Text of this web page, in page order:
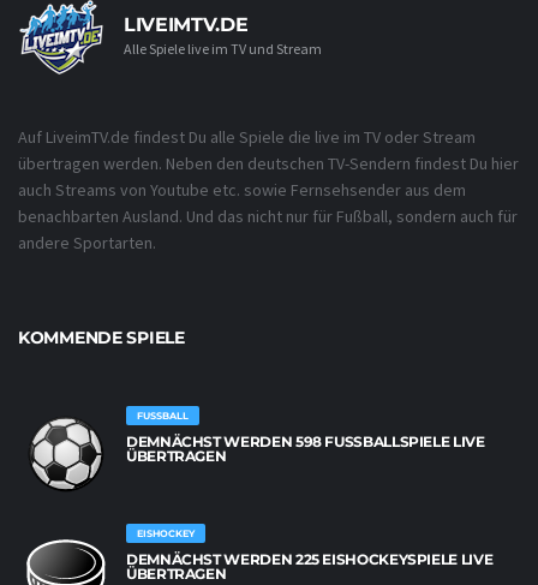
LIVEIMTV.DE
Alle Spiele live im TV und Stream
Auf LiveimTV.de findest Du alle Spiele die live im TV oder Stream
übertragen werden. Neben den deutschen TV-Sendern findest Du hier
auch Streams von Youtube etc. sowie Fernsehsender aus dem
benachbarten Ausland. Und das nicht nur für Fußball, sondern auch für
andere Sportarten.
KOMMENDE SPIELE
FUSSBALL
DEMNÄCHST WERDEN 598 FUSSBALLSPIELE LIVE Ü
BERTRAGEN
EISHOCKEY
DEMNÄCHST WERDEN 225 EISHOCKEYSPIELE LIVE
ÜBERTRAGEN